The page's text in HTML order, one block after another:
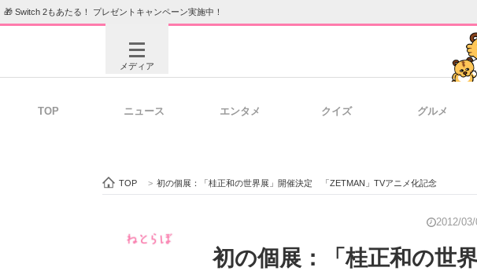
🎁 Switch 2もあたる！ プレゼントキャンペーン実施中！
メディア
TOP ニュース エンタメ クイズ グルメ
TOP > 初の個展：「桂正和の世界展」開催決定 「ZETMAN」TVアニメ化記念
2012/03/
初の個展：「桂正和の世